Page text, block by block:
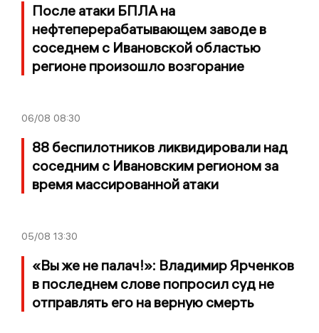
После атаки БПЛА на
нефтеперерабатывающем заводе в
соседнем с Ивановской областью
регионе произошло возгорание
06/08 08:30
88 беспилотников ликвидировали над
соседним с Ивановским регионом за
время массированной атаки
05/08 13:30
«Вы же не палач!»: Владимир Ярченков
в последнем слове попросил суд не
отправлять его на верную смерть